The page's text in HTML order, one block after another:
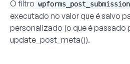
O filtro
executado no valor que é salvo
personalizado (o que é passado
update_post_meta()).